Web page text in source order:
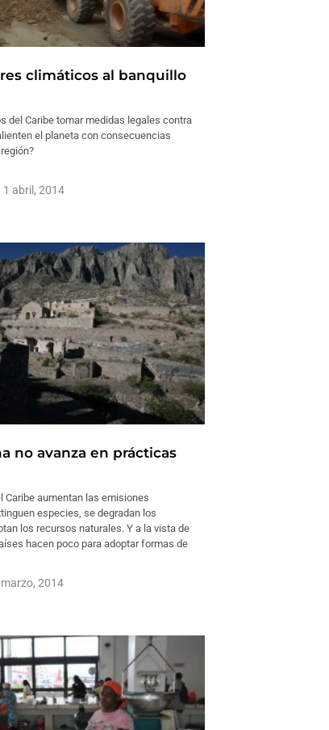
climáticos al banquillo
del Caribe tomar medidas legales contra
el planeta con consecuencias
1 abril, 2014
no avanza en prácticas
Caribe aumentan las emisiones
especies, se degradan los
los recursos naturales. Y a la vista de
hacen poco para adoptar formas de
2014